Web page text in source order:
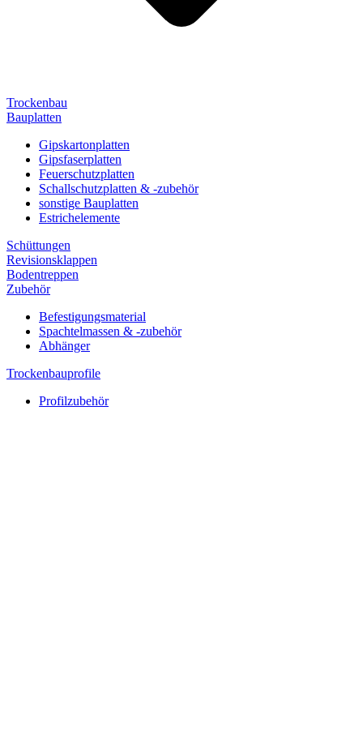
Trockenbau
Bauplatten
Gipskartonplatten
Gipsfaserplatten
Feuerschutzplatten
Schallschutzplatten & -zubehör
sonstige Bauplatten
Estrichelemente
Schüttungen
Revisionsklappen
Bodentreppen
Zubehör
Befestigungsmaterial
Spachtelmassen & -zubehör
Abhänger
Trockenbauprofile
Profilzubehör